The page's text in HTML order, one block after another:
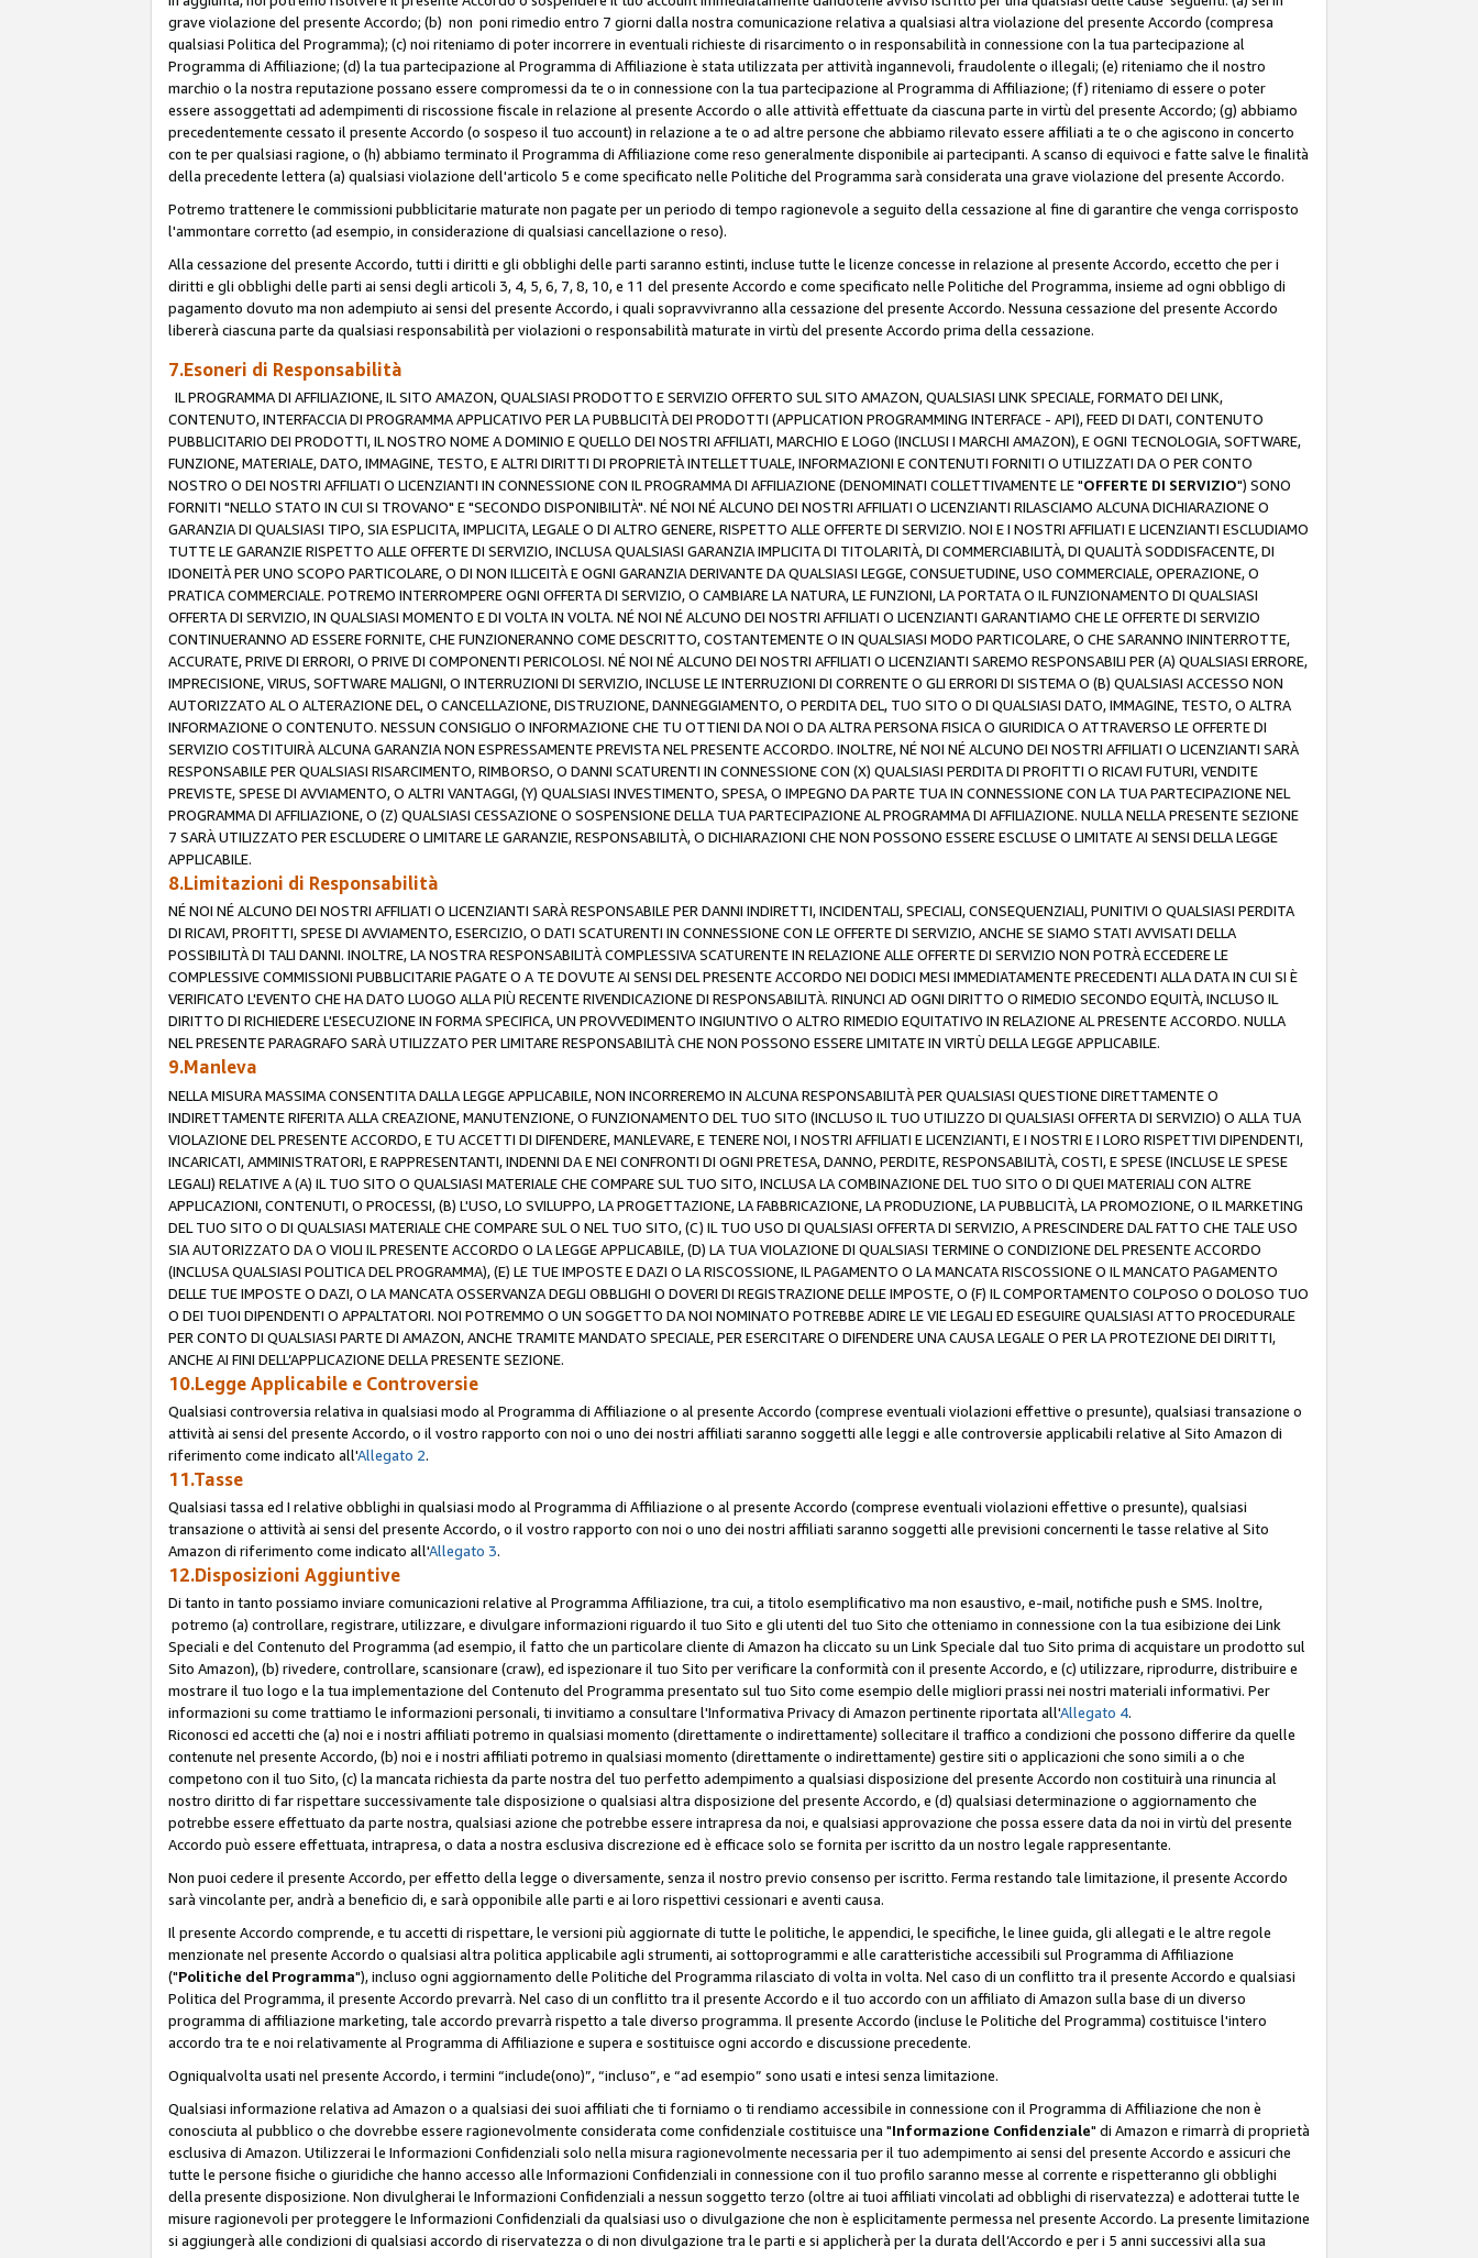
grave violazione del presente Accordo; (b) non poni rimedio entro 7 giorni dalla nostra comunicazione relativa a qualsiasi altra violazione del presente Accordo (compresa
qualsiasi Politica del Programma); (c) noi riteniamo di poter incorrere in eventuali richieste di risarcimento o in responsabilità in connessione con la tua partecipazione al
Programma di Affiliazione; (d) la tua partecipazione al Programma di Affiliazione è stata utilizzata per attività ingannevoli, fraudolente o illegali; (e) riteniamo che il nostro
marchio o la nostra reputazione possano essere compromessi da te o in connessione con la tua partecipazione al Programma di Affiliazione; (f) riteniamo di essere o poter
essere assoggettati ad adempimenti di riscossione fiscale in relazione al presente Accordo o alle attività effettuate da ciascuna parte in virtù del presente Accordo; (g) abbiamo
precedentemente cessato il presente Accordo (o sospeso il tuo account) in relazione a te o ad altre persone che abbiamo rilevato essere affiliati a te o che agiscono in concerto
con te per qualsiasi ragione, o (h) abbiamo terminato il Programma di Affiliazione come reso generalmente disponibile ai partecipanti. A scanso di equivoci e fatte salve le finalità
della precedente lettera (a) qualsiasi violazione dell'articolo 5 e come specificato nelle Politiche del Programma sarà considerata una grave violazione del presente Accordo.
Potremo trattenere le commissioni pubblicitarie maturate non pagate per un periodo di tempo ragionevole a seguito della cessazione al fine di garantire che venga corrisposto
l'ammontare corretto (ad esempio, in considerazione di qualsiasi cancellazione o reso).
Alla cessazione del presente Accordo, tutti i diritti e gli obblighi delle parti saranno estinti, incluse tutte le licenze concesse in relazione al presente Accordo, eccetto che per i
diritti e gli obblighi delle parti ai sensi degli articoli 3, 4, 5, 6, 7, 8, 10, e 11 del presente Accordo e come specificato nelle Politiche del Programma, insieme ad ogni obbligo di
pagamento dovuto ma non adempiuto ai sensi del presente Accordo, i quali sopravvivranno alla cessazione del presente Accordo. Nessuna cessazione del presente Accordo
libererà ciascuna parte da qualsiasi responsabilità per violazioni o responsabilità maturate in virtù del presente Accordo prima della cessazione.
7.Esoneri di Responsabilità
IL PROGRAMMA DI AFFILIAZIONE, IL SITO AMAZON, QUALSIASI PRODOTTO E SERVIZIO OFFERTO SUL SITO AMAZON, QUALSIASI LINK SPECIALE, FORMATO DEI LINK,
CONTENUTO, INTERFACCIA DI PROGRAMMA APPLICATIVO PER LA PUBBLICITÀ DEI PRODOTTI (APPLICATION PROGRAMMING INTERFACE - API), FEED DI DATI, CONTENUTO
PUBBLICITARIO DEI PRODOTTI, IL NOSTRO NOME A DOMINIO E QUELLO DEI NOSTRI AFFILIATI, MARCHIO E LOGO (INCLUSI I MARCHI AMAZON), E OGNI TECNOLOGIA, SOFTWARE,
FUNZIONE, MATERIALE, DATO, IMMAGINE, TESTO, E ALTRI DIRITTI DI PROPRIETÀ INTELLETTUALE, INFORMAZIONI E CONTENUTI FORNITI O UTILIZZATI DA O PER CONTO
NOSTRO O DEI NOSTRI AFFILIATI O LICENZIANTI IN CONNESSIONE CON IL PROGRAMMA DI AFFILIAZIONE (DENOMINATI COLLETTIVAMENTE LE "OFFERTE DI SERVIZIO") SONO
FORNITI "NELLO STATO IN CUI SI TROVANO" E "SECONDO DISPONIBILITÀ". NÉ NOI NÉ ALCUNO DEI NOSTRI AFFILIATI O LICENZIANTI RILASCIAMO ALCUNA DICHIARAZIONE O
GARANZIA DI QUALSIASI TIPO, SIA ESPLICITA, IMPLICITA, LEGALE O DI ALTRO GENERE, RISPETTO ALLE OFFERTE DI SERVIZIO. NOI E I NOSTRI AFFILIATI E LICENZIANTI ESCLUDIAMO
TUTTE LE GARANZIE RISPETTO ALLE OFFERTE DI SERVIZIO, INCLUSA QUALSIASI GARANZIA IMPLICITA DI TITOLARITÀ, DI COMMERCIABILITÀ, DI QUALITÀ SODDISFACENTE, DI
IDONEITÀ PER UNO SCOPO PARTICOLARE, O DI NON ILLICEITÀ E OGNI GARANZIA DERIVANTE DA QUALSIASI LEGGE, CONSUETUDINE, USO COMMERCIALE, OPERAZIONE, O
PRATICA COMMERCIALE. POTREMO INTERROMPERE OGNI OFFERTA DI SERVIZIO, O CAMBIARE LA NATURA, LE FUNZIONI, LA PORTATA O IL FUNZIONAMENTO DI QUALSIASI
OFFERTA DI SERVIZIO, IN QUALSIASI MOMENTO E DI VOLTA IN VOLTA. NÉ NOI NÉ ALCUNO DEI NOSTRI AFFILIATI O LICENZIANTI GARANTIAMO CHE LE OFFERTE DI SERVIZIO
CONTINUERANNO AD ESSERE FORNITE, CHE FUNZIONERANNO COME DESCRITTO, COSTANTEMENTE O IN QUALSIASI MODO PARTICOLARE, O CHE SARANNO ININTERROTTE,
ACCURATE, PRIVE DI ERRORI, O PRIVE DI COMPONENTI PERICOLOSI. NÉ NOI NÉ ALCUNO DEI NOSTRI AFFILIATI O LICENZIANTI SAREMO RESPONSABILI PER (A) QUALSIASI ERRORE,
IMPRECISIONE, VIRUS, SOFTWARE MALIGNI, O INTERRUZIONI DI SERVIZIO, INCLUSE LE INTERRUZIONI DI CORRENTE O GLI ERRORI DI SISTEMA O (B) QUALSIASI ACCESSO NON
AUTORIZZATO AL O ALTERAZIONE DEL, O CANCELLAZIONE, DISTRUZIONE, DANNEGGIAMENTO, O PERDITA DEL, TUO SITO O DI QUALSIASI DATO, IMMAGINE, TESTO, O ALTRA
INFORMAZIONE O CONTENUTO. NESSUN CONSIGLIO O INFORMAZIONE CHE TU OTTIENI DA NOI O DA ALTRA PERSONA FISICA O GIURIDICA O ATTRAVERSO LE OFFERTE DI
SERVIZIO COSTITUIRÀ ALCUNA GARANZIA NON ESPRESSAMENTE PREVISTA NEL PRESENTE ACCORDO. INOLTRE, NÉ NOI NÉ ALCUNO DEI NOSTRI AFFILIATI O LICENZIANTI SARÀ
RESPONSABILE PER QUALSIASI RISARCIMENTO, RIMBORSO, O DANNI SCATURENTI IN CONNESSIONE CON (X) QUALSIASI PERDITA DI PROFITTI O RICAVI FUTURI, VENDITE
PREVISTE, SPESE DI AVVIAMENTO, O ALTRI VANTAGGI, (Y) QUALSIASI INVESTIMENTO, SPESA, O IMPEGNO DA PARTE TUA IN CONNESSIONE CON LA TUA PARTECIPAZIONE NEL
PROGRAMMA DI AFFILIAZIONE, O (Z) QUALSIASI CESSAZIONE O SOSPENSIONE DELLA TUA PARTECIPAZIONE AL PROGRAMMA DI AFFILIAZIONE. NULLA NELLA PRESENTE SEZIONE
7 SARÀ UTILIZZATO PER ESCLUDERE O LIMITARE LE GARANZIE, RESPONSABILITÀ, O DICHIARAZIONI CHE NON POSSONO ESSERE ESCLUSE O LIMITATE AI SENSI DELLA LEGGE
APPLICABILE.
8.Limitazioni di Responsabilità
NÉ NOI NÉ ALCUNO DEI NOSTRI AFFILIATI O LICENZIANTI SARÀ RESPONSABILE PER DANNI INDIRETTI, INCIDENTALI, SPECIALI, CONSEQUENZIALI, PUNITIVI O QUALSIASI PERDITA
DI RICAVI, PROFITTI, SPESE DI AVVIAMENTO, ESERCIZIO, O DATI SCATURENTI IN CONNESSIONE CON LE OFFERTE DI SERVIZIO, ANCHE SE SIAMO STATI AVVISATI DELLA
POSSIBILITÀ DI TALI DANNI. INOLTRE, LA NOSTRA RESPONSABILITÀ COMPLESSIVA SCATURENTE IN RELAZIONE ALLE OFFERTE DI SERVIZIO NON POTRÀ ECCEDERE LE
COMPLESSIVE COMMISSIONI PUBBLICITARIE PAGATE O A TE DOVUTE AI SENSI DEL PRESENTE ACCORDO NEI DODICI MESI IMMEDIATAMENTE PRECEDENTI ALLA DATA IN CUI SI È
VERIFICATO L'EVENTO CHE HA DATO LUOGO ALLA PIÙ RECENTE RIVENDICAZIONE DI RESPONSABILITÀ. RINUNCI AD OGNI DIRITTO O RIMEDIO SECONDO EQUITÀ, INCLUSO IL
DIRITTO DI RICHIEDERE L'ESECUZIONE IN FORMA SPECIFICA, UN PROVVEDIMENTO INGIUNTIVO O ALTRO RIMEDIO EQUITATIVO IN RELAZIONE AL PRESENTE ACCORDO. NULLA
NEL PRESENTE PARAGRAFO SARÀ UTILIZZATO PER LIMITARE RESPONSABILITÀ CHE NON POSSONO ESSERE LIMITATE IN VIRTÙ DELLA LEGGE APPLICABILE.
9.Manleva
NELLA MISURA MASSIMA CONSENTITA DALLA LEGGE APPLICABILE, NON INCORREREMO IN ALCUNA RESPONSABILITÀ PER QUALSIASI QUESTIONE DIRETTAMENTE O
INDIRETTAMENTE RIFERITA ALLA CREAZIONE, MANUTENZIONE, O FUNZIONAMENTO DEL TUO SITO (INCLUSO IL TUO UTILIZZO DI QUALSIASI OFFERTA DI SERVIZIO) O ALLA TUA
VIOLAZIONE DEL PRESENTE ACCORDO, E TU ACCETTI DI DIFENDERE, MANLEVARE, E TENERE NOI, I NOSTRI AFFILIATI E LICENZIANTI, E I NOSTRI E I LORO RISPETTIVI DIPENDENTI,
INCARICATI, AMMINISTRATORI, E RAPPRESENTANTI, INDENNI DA E NEI CONFRONTI DI OGNI PRETESA, DANNO, PERDITE, RESPONSABILITÀ, COSTI, E SPESE (INCLUSE LE SPESE
LEGALI) RELATIVE A (A) IL TUO SITO O QUALSIASI MATERIALE CHE COMPARE SUL TUO SITO, INCLUSA LA COMBINAZIONE DEL TUO SITO O DI QUEI MATERIALI CON ALTRE
APPLICAZIONI, CONTENUTI, O PROCESSI, (B) L'USO, LO SVILUPPO, LA PROGETTAZIONE, LA FABBRICAZIONE, LA PRODUZIONE, LA PUBBLICITÀ, LA PROMOZIONE, O IL MARKETING
DEL TUO SITO O DI QUALSIASI MATERIALE CHE COMPARE SUL O NEL TUO SITO, (C) IL TUO USO DI QUALSIASI OFFERTA DI SERVIZIO, A PRESCINDERE DAL FATTO CHE TALE USO
SIA AUTORIZZATO DA O VIOLI IL PRESENTE ACCORDO O LA LEGGE APPLICABILE, (D) LA TUA VIOLAZIONE DI QUALSIASI TERMINE O CONDIZIONE DEL PRESENTE ACCORDO
(INCLUSA QUALSIASI POLITICA DEL PROGRAMMA), (E) LE TUE IMPOSTE E DAZI O LA RISCOSSIONE, IL PAGAMENTO O LA MANCATA RISCOSSIONE O IL MANCATO PAGAMENTO
DELLE TUE IMPOSTE O DAZI, O LA MANCATA OSSERVANZA DEGLI OBBLIGHI O DOVERI DI REGISTRAZIONE DELLE IMPOSTE, O (F) IL COMPORTAMENTO COLPOSO O DOLOSO TUO
O DEI TUOI DIPENDENTI O APPALTATORI. NOI POTREMMO O UN SOGGETTO DA NOI NOMINATO POTREBBE ADIRE LE VIE LEGALI ED ESEGUIRE QUALSIASI ATTO PROCEDURALE
PER CONTO DI QUALSIASI PARTE DI AMAZON, ANCHE TRAMITE MANDATO SPECIALE, PER ESERCITARE O DIFENDERE UNA CAUSA LEGALE O PER LA PROTEZIONE DEI DIRITTI,
ANCHE AI FINI DELL’APPLICAZIONE DELLA PRESENTE SEZIONE.
10.Legge Applicabile e Controversie
Qualsiasi controversia relativa in qualsiasi modo al Programma di Affiliazione o al presente Accordo (comprese eventuali violazioni effettive o presunte), qualsiasi transazione o
attività ai sensi del presente Accordo, o il vostro rapporto con noi o uno dei nostri affiliati saranno soggetti alle leggi e alle controversie applicabili relative al Sito Amazon di
riferimento come indicato all'Allegato 2.
11.Tasse
Qualsiasi tassa ed I relative obblighi in qualsiasi modo al Programma di Affiliazione o al presente Accordo (comprese eventuali violazioni effettive o presunte), qualsiasi
transazione o attività ai sensi del presente Accordo, o il vostro rapporto con noi o uno dei nostri affiliati saranno soggetti alle previsioni concernenti le tasse relative al Sito
Amazon di riferimento come indicato all'Allegato 3.
12.Disposizioni Aggiuntive
Di tanto in tanto possiamo inviare comunicazioni relative al Programma Affiliazione, tra cui, a titolo esemplificativo ma non esaustivo, e-mail, notifiche push e SMS. Inoltre,
potremo (a) controllare, registrare, utilizzare, e divulgare informazioni riguardo il tuo Sito e gli utenti del tuo Sito che otteniamo in connessione con la tua esibizione dei Link
Speciali e del Contenuto del Programma (ad esempio, il fatto che un particolare cliente di Amazon ha cliccato su un Link Speciale dal tuo Sito prima di acquistare un prodotto sul
Sito Amazon), (b) rivedere, controllare, scansionare (craw), ed ispezionare il tuo Sito per verificare la conformità con il presente Accordo, e (c) utilizzare, riprodurre, distribuire e
mostrare il tuo logo e la tua implementazione del Contenuto del Programma presentato sul tuo Sito come esempio delle migliori prassi nei nostri materiali informativi. Per
informazioni su come trattiamo le informazioni personali, ti invitiamo a consultare l'Informativa Privacy di Amazon pertinente riportata all'Allegato 4.
Riconosci ed accetti che (a) noi e i nostri affiliati potremo in qualsiasi momento (direttamente o indirettamente) sollecitare il traffico a condizioni che possono differire da quelle
contenute nel presente Accordo, (b) noi e i nostri affiliati potremo in qualsiasi momento (direttamente o indirettamente) gestire siti o applicazioni che sono simili a o che
competono con il tuo Sito, (c) la mancata richiesta da parte nostra del tuo perfetto adempimento a qualsiasi disposizione del presente Accordo non costituirà una rinuncia al
nostro diritto di far rispettare successivamente tale disposizione o qualsiasi altra disposizione del presente Accordo, e (d) qualsiasi determinazione o aggiornamento che
potrebbe essere effettuato da parte nostra, qualsiasi azione che potrebbe essere intrapresa da noi, e qualsiasi approvazione che possa essere data da noi in virtù del presente
Accordo può essere effettuata, intrapresa, o data a nostra esclusiva discrezione ed è efficace solo se fornita per iscritto da un nostro legale rappresentante.
Non puoi cedere il presente Accordo, per effetto della legge o diversamente, senza il nostro previo consenso per iscritto. Ferma restando tale limitazione, il presente Accordo
sarà vincolante per, andrà a beneficio di, e sarà opponibile alle parti e ai loro rispettivi cessionari e aventi causa.
Il presente Accordo comprende, e tu accetti di rispettare, le versioni più aggiornate di tutte le politiche, le appendici, le specifiche, le linee guida, gli allegati e le altre regole
menzionate nel presente Accordo o qualsiasi altra politica applicabile agli strumenti, ai sottoprogrammi e alle caratteristiche accessibili sul Programma di Affiliazione
("Politiche del Programma"), incluso ogni aggiornamento delle Politiche del Programma rilasciato di volta in volta. Nel caso di un conflitto tra il presente Accordo e qualsiasi
Politica del Programma, il presente Accordo prevarrà. Nel caso di un conflitto tra il presente Accordo e il tuo accordo con un affiliato di Amazon sulla base di un diverso
programma di affiliazione marketing, tale accordo prevarrà rispetto a tale diverso programma. Il presente Accordo (incluse le Politiche del Programma) costituisce l'intero
accordo tra te e noi relativamente al Programma di Affiliazione e supera e sostituisce ogni accordo e discussione precedente.
Ogniqualvolta usati nel presente Accordo, i termini “include(ono)”, “incluso”, e “ad esempio” sono usati e intesi senza limitazione.
Qualsiasi informazione relativa ad Amazon o a qualsiasi dei suoi affiliati che ti forniamo o ti rendiamo accessibile in connessione con il Programma di Affiliazione che non è
conosciuta al pubblico o che dovrebbe essere ragionevolmente considerata come confidenziale costituisce una "Informazione Confidenziale" di Amazon e rimarrà di proprietà
esclusiva di Amazon. Utilizzerai le Informazioni Confidenziali solo nella misura ragionevolmente necessaria per il tuo adempimento ai sensi del presente Accordo e assicuri che
tutte le persone fisiche o giuridiche che hanno accesso alle Informazioni Confidenziali in connessione con il tuo profilo saranno messe al corrente e rispetteranno gli obblighi
della presente disposizione. Non divulgherai le Informazioni Confidenziali a nessun soggetto terzo (oltre ai tuoi affiliati vincolati ad obblighi di riservatezza) e adotterai tutte le
misure ragionevoli per proteggere le Informazioni Confidenziali da qualsiasi uso o divulgazione che non è esplicitamente permessa nel presente Accordo. La presente limitazione
si aggiungerà alle condizioni di qualsiasi accordo di riservatezza o di non divulgazione tra le parti e si applicherà per la durata dell’Accordo e per i 5 anni successivi alla sua